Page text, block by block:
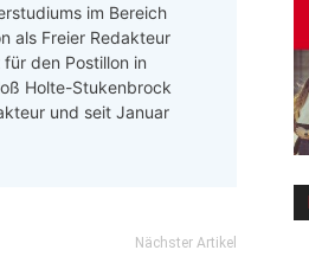
im Bereich
als Freier Redakteur
den Postillon in
Holte-Stukenbrock
und seit Januar
Nächster Artikel